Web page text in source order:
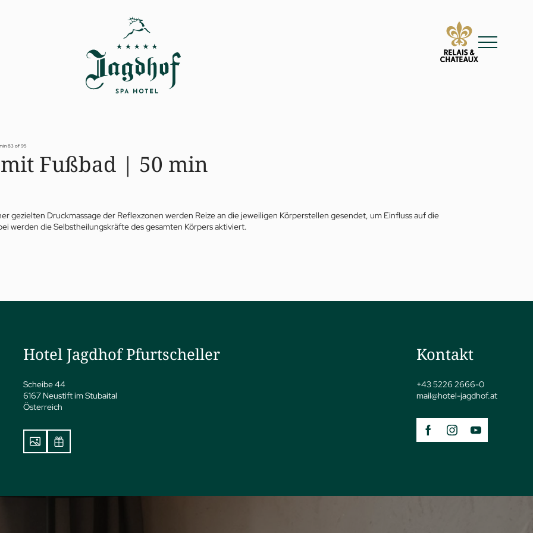
Specials nach Dr. A.
83 of 95
Fußbad | 50 min
gezielten Druckmassage der Reflexzonen werden Reize an die jeweiligen Körperstellen gesendet, um Einfluss auf die
werden die Selbstheilungskräfte des gesamten Körpers aktiviert.
Hotel Jagdhof Pfurtscheller
Scheibe 44
6167 Neustift im Stubaital
Österreich
Kontakt
+43 5226 2666-0
mail@hotel-jagdhof.at